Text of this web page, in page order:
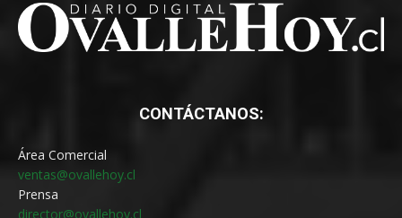
CONTÁCTANOS:
Área Comercial
ventas@ovallehoy.cl
Prensa
director@ovallehoy.cl